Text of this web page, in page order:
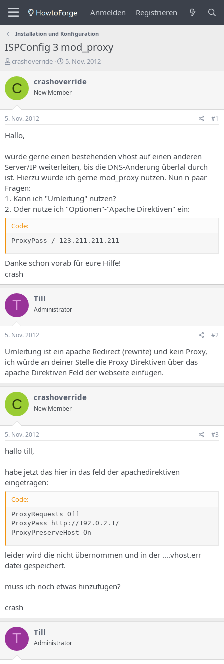
Anmelden Registrieren
Installation und Konfiguration
ISPConfig 3 mod_proxy
E
s
t
e
l
e
r
s
T
h
e
m
a
crashoverride
E
s
e
d
a
t
m
5. Nov. 2012
C crashoverride
New Member
5. Nov. 2012 #1
Hallo,
würde gerne einen bestehenden vhost auf einen anderen
Server/IP weiterleiten, bis die DNS-Änderung überlal durch
ist. Hierzu würde ich gerne mod_proxy nutzen. Nun n paar
Fragen:
1. Kann ich "Umleitung" nutzen?
2. Oder nutze ich "Optionen"-"Apache Direktiven" ein:
Code:
ProxyPass / 123.211.211.211
Danke schon vorab für eure Hilfe!
crash
T Till
Administrator
5. Nov. 2012 #2
Umleitung ist ein apache Redirect (rewrite) und kein Proxy,
ich würde an deiner Stelle die Proxy Direktiven über das
apache Direktiven Feld der webseite einfügen.
C crashoverride
New Member
5. Nov. 2012 #3
hallo till,
habe jetzt das hier in das feld der apachedirektiven
eingetragen:
Code:
ProxyRequests Off
ProxyPass http://192.0.2.1/
ProxyPreserveHost On
leider wird die nicht übernommen und in der ....vhost.err
datei gespeichert.
muss ich noch etwas hinzufügen?
crash
T Till
Administrator